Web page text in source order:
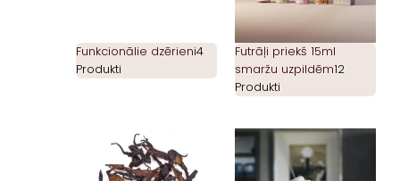
Funkcionālie dzērieni4
Produkti
Futrāļi priekš 15ml
smaržu uzpildēm12
Produkti